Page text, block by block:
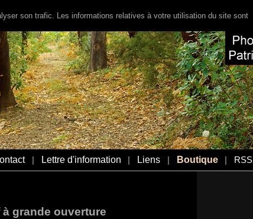
Lettre d'information Liens Boutique RSS
grande ouverture
son trafic. Les informations relatives à votre utilisation du site sont